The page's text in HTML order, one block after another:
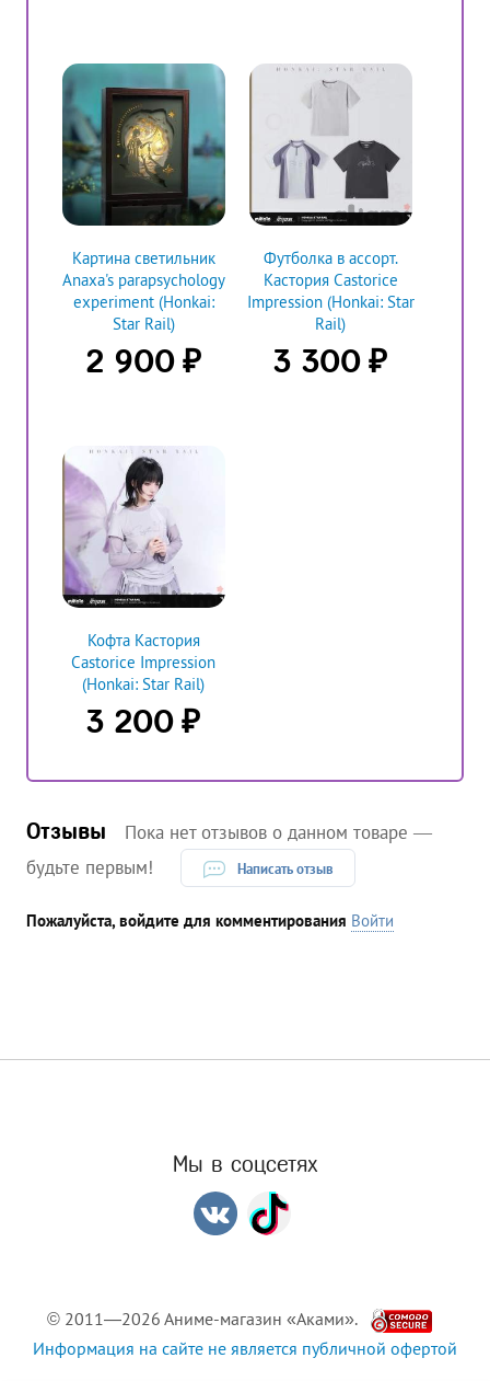
Картина светильник
Anaxa's parapsychology
experiment (Honkai:
Star Rail)
2 900 ₽
Футболка в ассорт.
Кастория Castorice
Impression (Honkai: Star
Rail)
3 300 ₽
Кофта Кастория
Castorice Impression
(Honkai: Star Rail)
3 200 ₽
Отзывы
Пока нет отзывов о данном товаре —
будьте первым!
Написать отзыв
Пожалуйста, войдите для комментирования Войти
Мы в соцсетях
© 2011—2026 Аниме-магазин «Аками».
Информация на сайте не является публичной офертой